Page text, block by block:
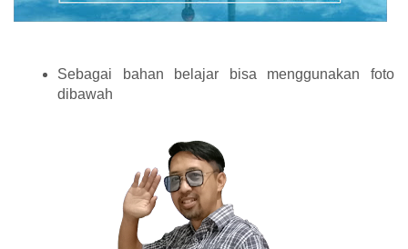
Sebagai bahan belajar bisa menggunakan foto
dibawah